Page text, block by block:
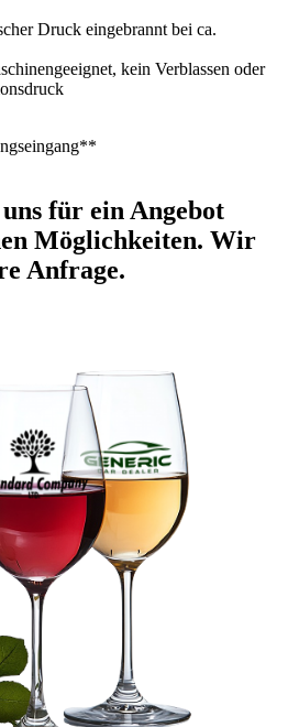
Druck eingebrannt bei ca.
kein Verblassen oder
uns für ein Angebot
Möglichkeiten. Wir
Anfrage.